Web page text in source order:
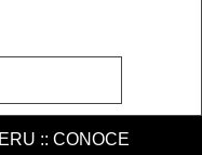
:: CONOCE